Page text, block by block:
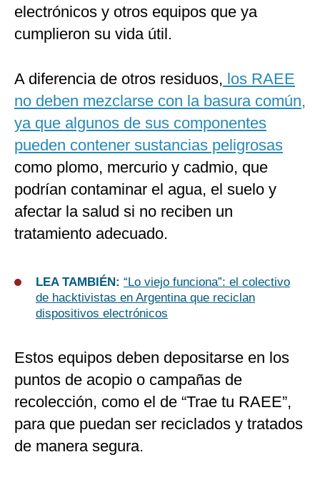
electrónicos y otros equipos que ya
cumplieron su vida útil.
A diferencia de otros residuos, los RAEE
no deben mezclarse con la basura común,
ya que algunos de sus componentes
pueden contener sustancias peligrosas
como plomo, mercurio y cadmio, que
podrían contaminar el agua, el suelo y
afectar la salud si no reciben un
tratamiento adecuado.
LEA TAMBIÉN: “Lo viejo funciona”: el colectivo
de hacktivistas en Argentina que reciclan
dispositivos electrónicos
Estos equipos deben depositarse en los
puntos de acopio o campañas de
recolección, como el de “Trae tu RAEE”,
para que puedan ser reciclados y tratados
de manera segura.